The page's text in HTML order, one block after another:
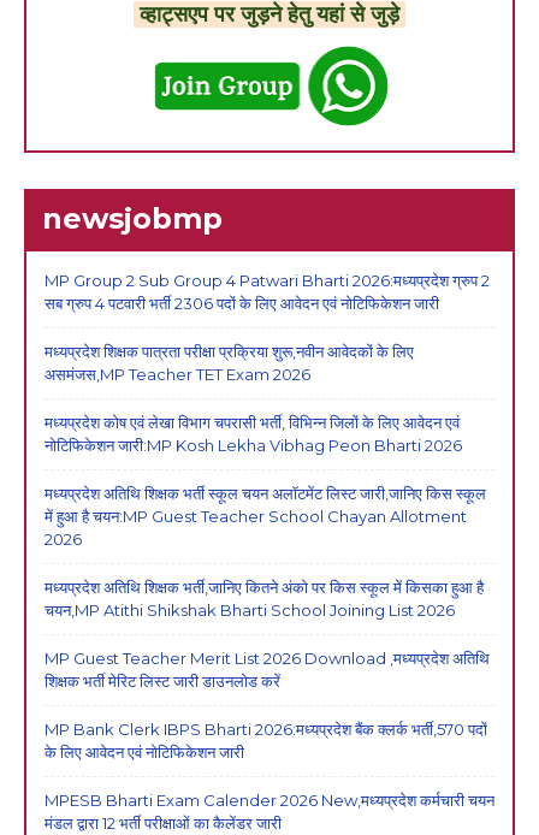
व्हाट्सएप पर जुड़ने हेतु यहां से जुड़े
newsjobmp
MP Group 2 Sub Group 4 Patwari Bharti 2026:मध्यप्रदेश ग्रुप 2
सब ग्रुप 4 पटवारी भर्ती 2306 पदों के लिए आवेदन एवं नोटिफिकेशन जारी
मध्यप्रदेश शिक्षक पात्रता परीक्षा प्रक्रिया शुरू,नवीन आवेदकों के लिए
असमंजस,MP Teacher TET Exam 2026
मध्यप्रदेश कोष एवं लेखा विभाग चपरासी भर्ती, विभिन्न जिलों के लिए आवेदन एवं
नोटिफिकेशन जारी:MP Kosh Lekha Vibhag Peon Bharti 2026
मध्यप्रदेश अतिथि शिक्षक भर्ती स्कूल चयन अलॉटमेंट लिस्ट जारी,जानिए किस स्कूल
में हुआ है चयन:MP Guest Teacher School Chayan Allotment
2026
मध्यप्रदेश अतिथि शिक्षक भर्ती,जानिए कितने अंको पर किस स्कूल में किसका हुआ है
चयन,MP Atithi Shikshak Bharti School Joining List 2026
MP Guest Teacher Merit List 2026 Download ,मध्यप्रदेश अतिथि
शिक्षक भर्ती मेरिट लिस्ट जारी डाउनलोड करें
MP Bank Clerk IBPS Bharti 2026:मध्यप्रदेश बैंक क्लर्क भर्ती,570 पदों
के लिए आवेदन एवं नोटिफिकेशन जारी
MPESB Bharti Exam Calender 2026 New,मध्यप्रदेश कर्मचारी चयन
मंडल द्वारा 12 भर्ती परीक्षाओं का कैलेंडर जारी